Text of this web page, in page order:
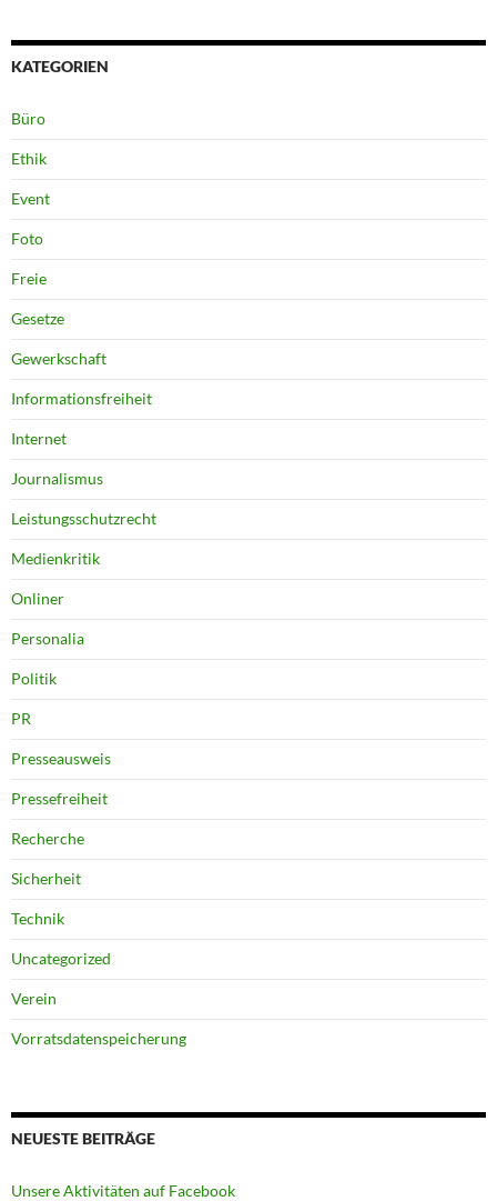
KATEGORIEN
Büro
Ethik
Event
Foto
Freie
Gesetze
Gewerkschaft
Informationsfreiheit
Internet
Journalismus
Leistungsschutzrecht
Medienkritik
Onliner
Personalia
Politik
PR
Presseausweis
Pressefreiheit
Recherche
Sicherheit
Technik
Uncategorized
Verein
Vorratsdatenspeicherung
NEUESTE BEITRÄGE
Unsere Aktivitäten auf Facebook